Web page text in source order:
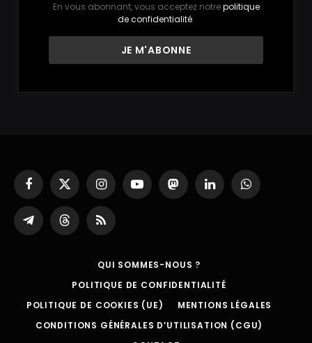
En vous abonnant, vous acceptez notrepolitique
de confidentialité.
Facebook
X
(Twitter)
InstagramYouTubeMastodonLinkedInWhatsApp
Partager
sur
ThreadsRSS
QUI SOMMES-NOUS ?
POLITIQUE DE CONFIDENTIALITÉ
POLITIQUE DE COOKIES (UE)
MENTIONS LÉGALES
CONDITIONS GÉNÉRALES D’UTILISATION (CGU)